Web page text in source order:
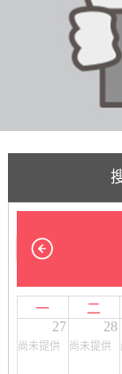
一 二
27
尚未提供
28
尚未提供